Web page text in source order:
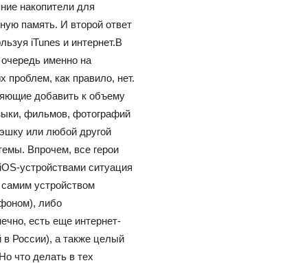
накопители для
память. И второй ответ
iTunes и интернет.В
именно на
проблем, как правило, нет.
добавить к объему
фильмов, фотографий
или любой другой
Впрочем, все герои
устройствами ситуация
устройством
либо
есть еще интернет-
в России), а также целый
что делать в тех